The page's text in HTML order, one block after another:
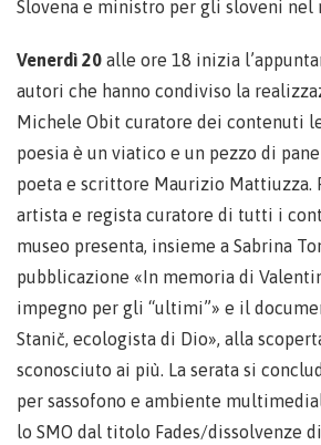
Slovena e ministro per gli sloveni nel
Venerdì 20 alle ore 18 inizia
autori che hanno condiviso la
Michele Obit curatore dei contenuti
poesia è un viatico e un pezzo di
poeta e scrittore Maurizio Mattiuzza.
artista e regista curatore di tutti i
museo presenta, insieme a Sabrina
pubblicazione «In memoria di
impegno per gli “ultimi”» e il
Stanič, ecologista di Dio», alla
sconosciuto ai più. La serata si
per sassofono e ambiente
lo SMO dal titolo Fades/dissolvenze